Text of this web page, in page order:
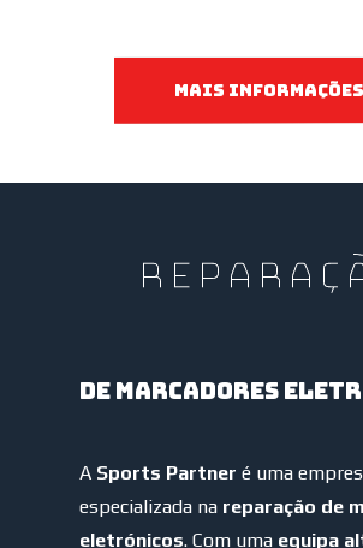
MAIS INFORMAÇÕES
DE MARCADORES
A Sports Partner é uma
especializada na reparação de
eletrónicos. Com uma equipa